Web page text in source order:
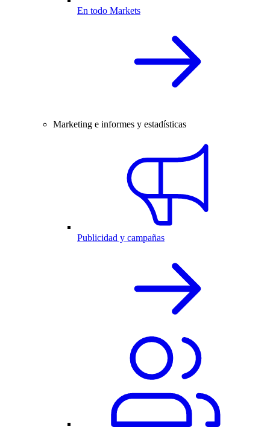
En todo Markets
Marketing e informes y estadísticas
Publicidad y campañas